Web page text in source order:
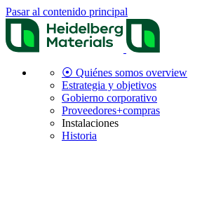
Pasar al contenido principal
⦿ Quiénes somos overview
Estrategia y objetivos
Gobierno corporativo
Proveedores+compras
Instalaciones
Historia